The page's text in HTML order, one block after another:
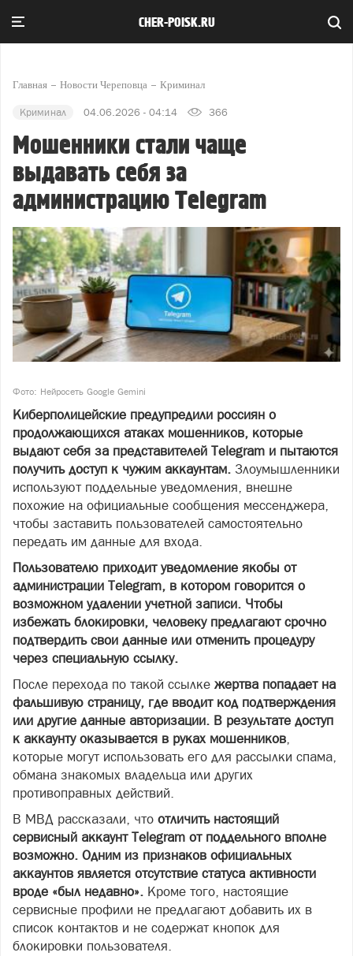
CHER-POISK.RU
Главная Новости Череповца Криминал
Криминал 04.06.2026 - 04:14 366
Мошенники стали чаще
выдавать себя за
администрацию Telegram
Фото: Нейросеть Google Gemini
Киберполицейские предупредили россиян о
продолжающихся атаках мошенников, которые
выдают себя за представителей Telegram и пытаются
получить доступ к чужим аккаунтам. Злоумышленники
используют поддельные уведомления, внешне
похожие на официальные сообщения мессенджера,
чтобы заставить пользователей самостоятельно
передать им данные для входа.
Пользователю приходит уведомление якобы от
администрации Telegram, в котором говорится о
возможном удалении учетной записи. Чтобы
избежать блокировки, человеку предлагают срочно
подтвердить свои данные или отменить процедуру
через специальную ссылку.
После перехода по такой ссылке жертва попадает на
фальшивую страницу, где вводит код подтверждения
или другие данные авторизации. В результате доступ
к аккаунту оказывается в руках мошенников,
которые могут использовать его для рассылки спама,
обмана знакомых владельца или других
противоправных действий.
В МВД рассказали, что отличить настоящий
сервисный аккаунт Telegram от поддельного вполне
возможно. Одним из признаков официальных
аккаунтов является отсутствие статуса активности
вроде «был недавно». Кроме того, настоящие
сервисные профили не предлагают добавить их в
список контактов и не содержат кнопок для
блокировки пользователя.